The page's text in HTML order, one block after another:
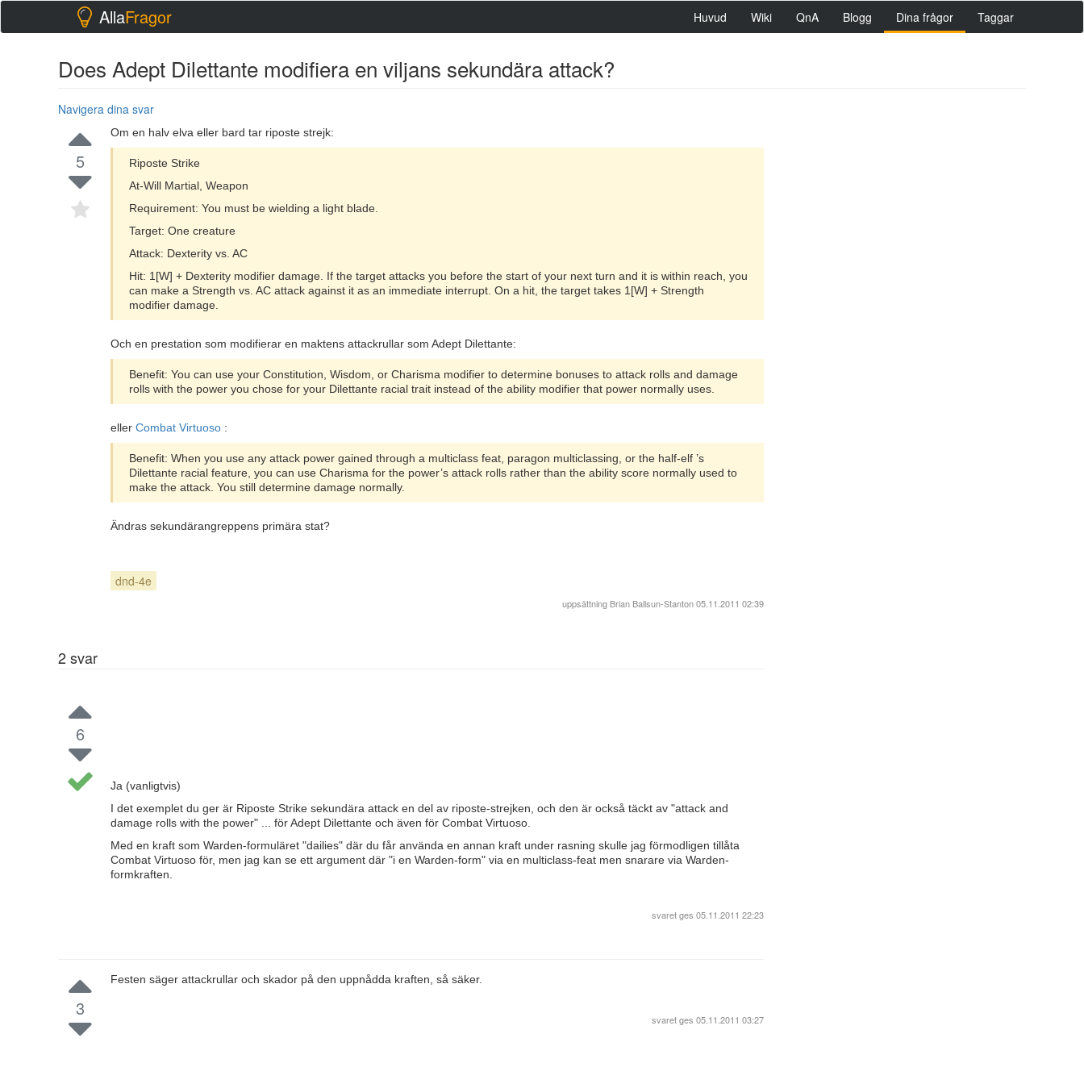
AllaFragor Huvud Wiki QnA Blogg Dina frågor Taggar
Does Adept Dilettante modifiera en viljans sekundära attack?
Navigera dina svar
5
Om en halv elva eller bard tar riposte strejk:
Riposte Strike
At-Will Martial, Weapon
Requirement: You must be wielding a light blade.
Target: One creature
Attack: Dexterity vs. AC
Hit: 1[W] + Dexterity modifier damage. If the target attacks you before the start of your next turn and it is within reach, you
can make a Strength vs. AC attack against it as an immediate interrupt. On a hit, the target takes 1[W] + Strength
modifier damage.
Och en prestation som modifierar en maktens attackrullar som Adept Dilettante:
Benefit: You can use your Constitution, Wisdom, or Charisma modifier to determine bonuses to attack rolls and damage
rolls with the power you chose for your Dilettante racial trait instead of the ability modifier that power normally uses.
eller Combat Virtuoso :
Benefit: When you use any attack power gained through a multiclass feat, paragon multiclassing, or the half-elf ’s
Dilettante racial feature, you can use Charisma for the power’s attack rolls rather than the ability score normally used to
make the attack. You still determine damage normally.
Ändras sekundärangreppens primära stat?
dnd-4e
uppsättning Brian Ballsun-Stanton05.11.2011 02:39
2svar
6
Ja (vanligtvis)
I det exemplet du ger är Riposte Strike sekundära attack en del av riposte-strejken, och den är också täckt av "attack and
damage rolls with the power" ... för Adept Dilettante och även för Combat Virtuoso.
Med en kraft som Warden-formuläret "dailies" där du får använda en annan kraft under rasning skulle jag förmodligen tillåta
Combat Virtuoso för, men jag kan se ett argument där "i en Warden-form" via en multiclass-feat men snarare via Warden-
formkraften.
svaret ges 05.11.2011 22:23
3
Festen säger attackrullar och skador på den uppnådda kraften, så säker.
svaret ges 05.11.2011 03:27